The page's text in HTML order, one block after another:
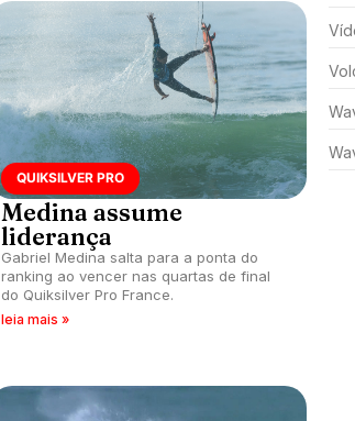
QUIKSILVER PRO
Medina assume
liderança
Gabriel Medina salta para a ponta do
ranking ao vencer nas quartas de final
do Quiksilver Pro France.
leia mais »